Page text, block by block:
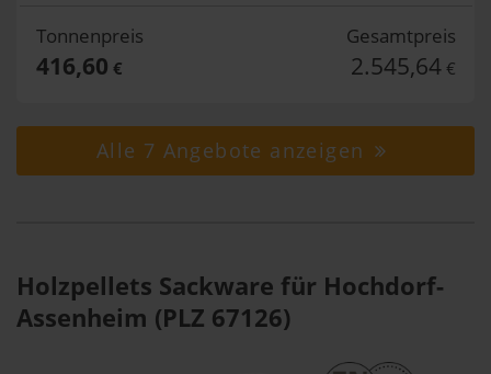
Tonnenpreis
416,60 €
Gesamtpreis
2.545,64 €
Alle 7 Angebote anzeigen
Holzpellets Sackware für Hochdorf-
Assenheim (PLZ 67126)